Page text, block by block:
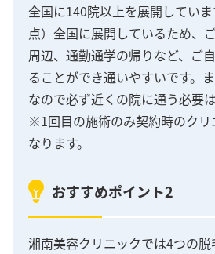
全国に140院以上を展開してい
点）全国に展開しているため、
周辺、通勤通学の帰りなど、ご
ることができ通いやすいです。
なので必ず近くの院に通う必要
※1回目の施術のみ契約時のクリ
なります。
おすすめポイント2
湘南美容クリニックでは4つの